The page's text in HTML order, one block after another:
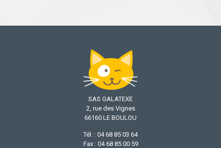
SAS GALATEXE
2, rue des Vignes
66160 LE BOULOU
Tél. : 04 68 85 03 64
Fax : 04 68 85 00 59